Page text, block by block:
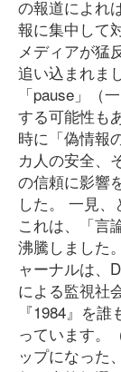
の報道によれ
報に集中して
メディアが猛
追い込まれま
「pause」（
する可能性も
時に「偽情報
カ人の安全、
の信頼に影響
した。 一見、
これは、「言
沸騰しました
ャーナルは、
による監視社
『1984』を
っています。
ップになった